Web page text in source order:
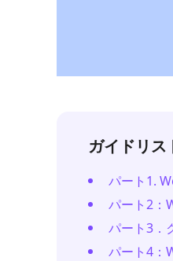
ガイドリス
パート1.
パート2：
パート3．
パート4：